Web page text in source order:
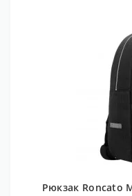
Рюкзак Roncato